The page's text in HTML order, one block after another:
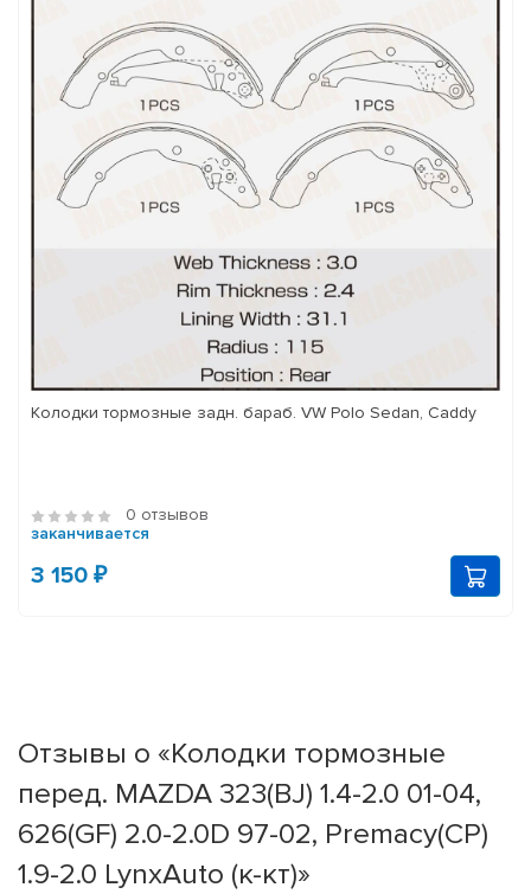
Колодки тормозные задн. бараб. VW Polo Sedan, Caddy
0 отзывов
заканчивается
3 150 ₽
Отзывы о «Колодки тормозные
перед. MAZDA 323(BJ) 1.4-2.0 01-04,
626(GF) 2.0-2.0D 97-02, Premacy(CP)
1.9-2.0 LynxAuto (к-кт)»